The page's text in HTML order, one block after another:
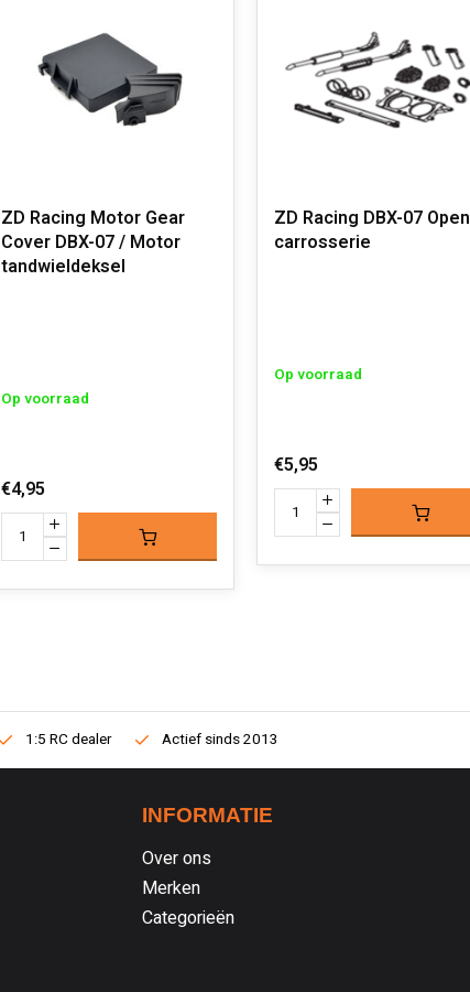
ZD Racing Motor Gear
Cover DBX-07 / Motor
tandwieldeksel
Op voorraad
€4,95
ZD Racing DBX-07 Open
carrosserie
Op voorraad
€5,95
1:5 RC dealer Actief sinds 2013
INFORMATIE
Over ons
Merken
Categorieën